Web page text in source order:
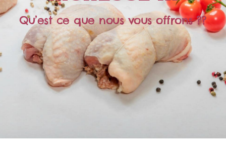
Qu’est ce que nous vous offrons ??